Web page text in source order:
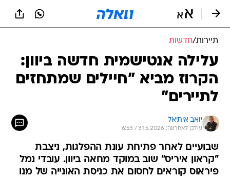
תיירות/חדשות
עלילה אנטישמית חדשה ביוון:
הקרוז מביא "חיילים שמתחזים
לתיירים"
יואב איתיאל
עודכן לאחרונה: 31.5.2026 / 6:53
שבועיים לאחר פתיחת עונת ההפלגות, ניצבת
"קראון איריס" שוב במוקד מחאה ביוון. עובדי נמל
פיראוס קוראים לחסום את כניסת האונייה של מנו